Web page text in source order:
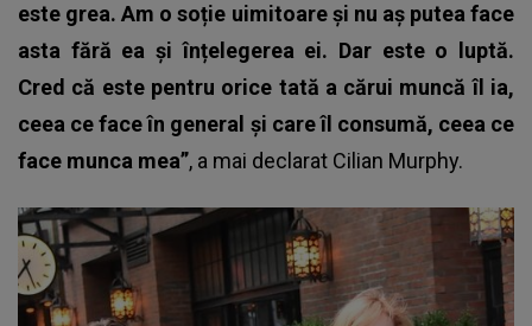
este grea. Am o soție uimitoare și nu aș putea face
asta fără ea și înțelegerea ei. Dar este o luptă.
Cred că este pentru orice tată a cărui muncă îl ia,
ceea ce face în general și care îl consumă, ceea ce
face munca mea”, a mai declarat Cilian Murphy.